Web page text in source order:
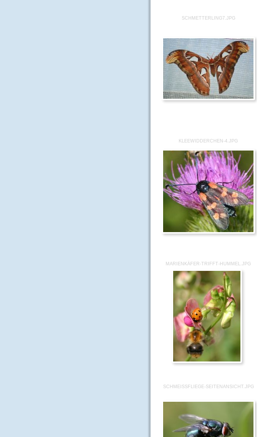
SCHMETTERLING7.JPG
KLEEWIDDERCHEN-4.JPG
MARIENKÄFER-TRIFFT-HUMMEL.JPG
SCHMEISSFLIEGE-SEITENANSICHT.JPG